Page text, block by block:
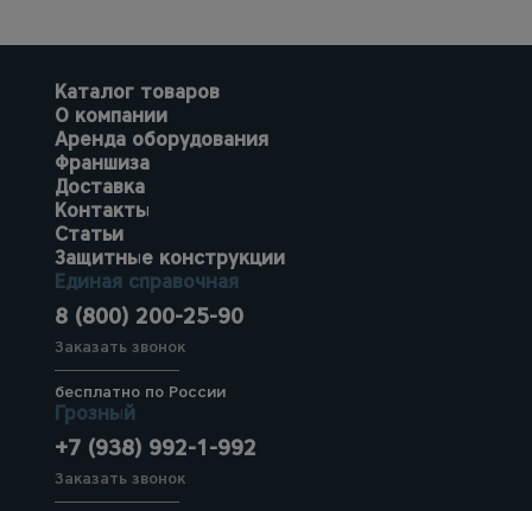
Каталог товаров
О компании
Аренда оборудования
Франшиза
Доставка
Контакты
Статьи
Защитные конструкции
Единая справочная
8 (800) 200-25-90
Заказать звонок
бесплатно по России
Грозный
+7 (938) 992-1-992
Заказать звонок